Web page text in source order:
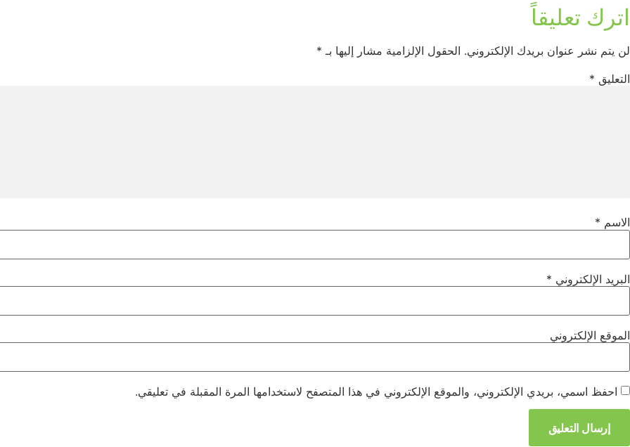
اترك تعليقاً
لن يتم نشر عنوان بريدك الإلكتروني. الحقول الإلزامية مشار إليها بـ *
التعليق *
الاسم *
البريد الإلكتروني *
الموقع الإلكتروني
احفظ اسمي، بريدي الإلكتروني، والموقع الإلكتروني في هذا المتصفح لاستخدامها المرة المقبلة في تعليقي.